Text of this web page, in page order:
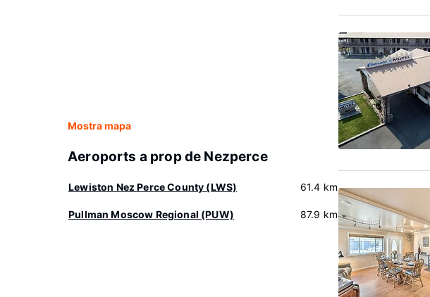
Mostra mapa
Aeroports a prop de Nezperce
Lewiston Nez Perce County (LWS) 61.4 km
Pullman Moscow Regional (PUW) 87.9 km